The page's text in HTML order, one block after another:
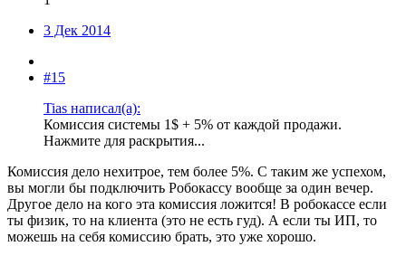
3 Дек 2014
#15
Tias написал(а):
Комиссия системы 1$ + 5% от каждой продажи.
Нажмите для раскрытия...
Комиссия дело нехитрое, тем более 5%. С таким же успехом,
вы могли бы подключить Робокассу вообще за один вечер.
Другое дело на кого эта комиссия ложится! В робокассе если
ты физик, то на клиента (это не есть гуд). А если ты ИП, то
можешь на себя комиссию брать, это уже хорошо.